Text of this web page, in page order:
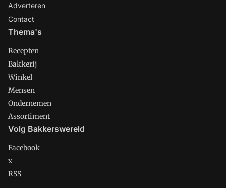
Adverteren
Contact
Thema's
Recepten
Bakkerij
Winkel
Mensen
Ondernemen
Assortiment
Volg Bakkerswereld
Facebook
x
RSS